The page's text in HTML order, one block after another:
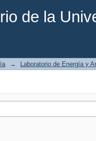
de la
→ Laboratorio de Energía y